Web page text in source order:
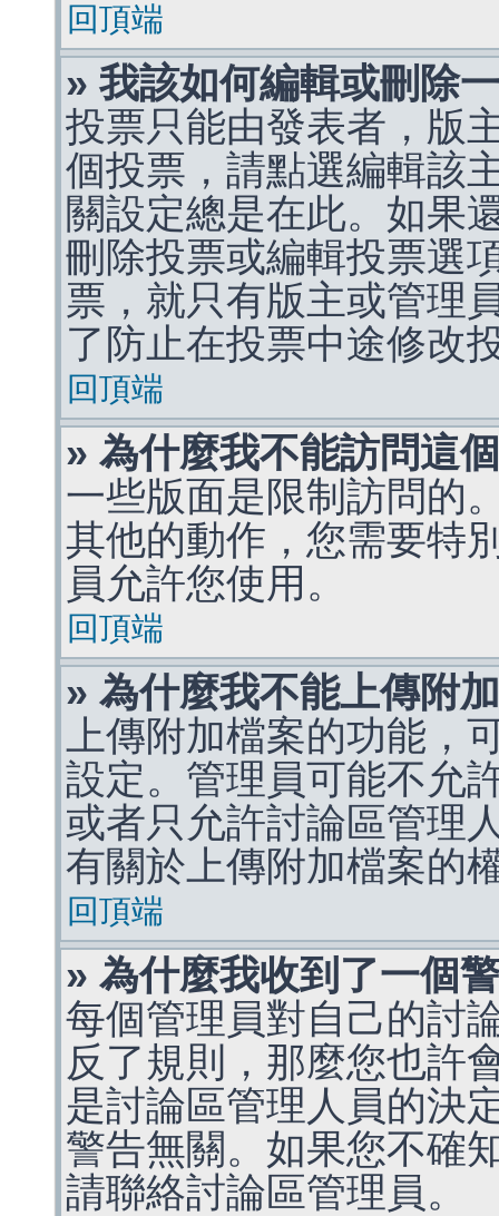
回頂端
» 我該如何編輯或刪除
投票只能由發表者，版
個投票，請點選編輯該
關設定總是在此。如果
刪除投票或編輯投票選
票，就只有版主或管理
了防止在投票中途修改
回頂端
» 為什麼我不能訪問這
一些版面是限制訪問的
其他的動作，您需要特
員允許您使用。
回頂端
» 為什麼我不能上傳附
上傳附加檔案的功能，
設定。管理員可能不允
或者只允許討論區管理
有關於上傳附加檔案的
回頂端
» 為什麼我收到了一個
每個管理員對自己的討
反了規則，那麼您也許
是討論區管理人員的決
警告無關。如果您不確
請聯絡討論區管理員。